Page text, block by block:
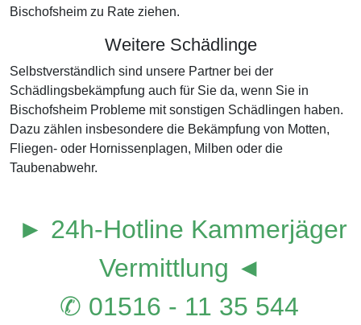
Bischofsheim zu Rate ziehen.
Weitere Schädlinge
Selbstverständlich sind unsere Partner bei der
Schädlingsbekämpfung auch für Sie da, wenn Sie in
Bischofsheim Probleme mit sonstigen Schädlingen haben.
Dazu zählen insbesondere die Bekämpfung von Motten,
Fliegen- oder Hornissenplagen, Milben oder die
Taubenabwehr.
► 24h-Hotline Kammerjäger
Vermittlung ◄
✆ 01516 - 11 35 544